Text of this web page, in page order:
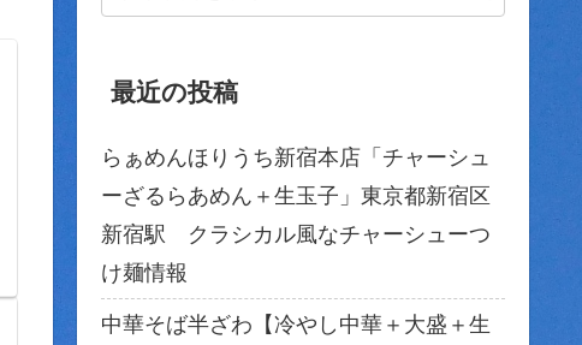
最近の投稿
らぁめんほりうち新宿本店「チャーシュ
ーざるらあめん＋生玉子」東京都新宿区
新宿駅 クラシカル風なチャーシューつ
け麺情報
中華そば半ざわ【冷やし中華＋大盛＋生